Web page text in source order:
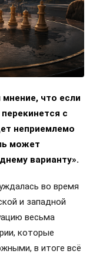
что если
с
неприемлемо
может
варианту».
во время
и западной
весьма
которые
в итоге всё